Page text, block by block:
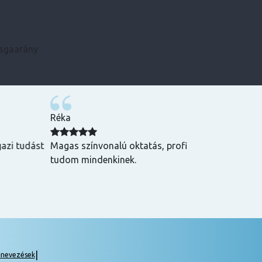
ajánlani
Kármen
Minden szükséges infót előre megkaptam,
csak ajánlani tudom! ☺️
|